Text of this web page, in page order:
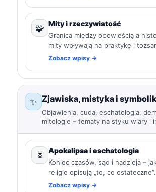
🧩 Mity i rzeczywistość
Granica między opowieścią a
mity wpływają na praktykę i
Zobacz wpisy →
✨ Zjawiska, mistyka i
Objawienia, cuda, eschatologia,
mitologie – tematy na styku wiary i
⏳ Apokalipsa i eschatologia
Koniec czasów, sąd i nadzieja –
religie opisują „to, co ostateczne”.
Zobacz wpisy →